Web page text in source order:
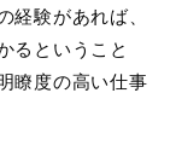
経験があれば、
るということ
瞭度の高い仕事